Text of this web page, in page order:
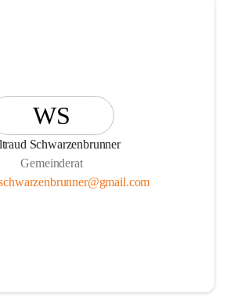
WS
Schwarzenbrunner
Gemeinderat